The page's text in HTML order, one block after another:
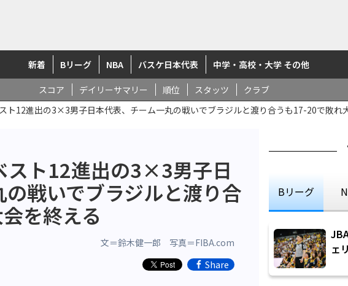
新着 Bリーグ NBA バスケ日本代表 中学・高校・大学 その他
スコア デイリーサマリー 順位 スタッツ
クラブ
ト12進出の3×3男子日本代表、チーム一丸の戦いでブラジルと渡り合うも17-20で敗れ
スト12進出の3×3男子日
戦いでブラジルと渡り合
を終える
文＝鈴木健一郎 写真＝FIBA.com
Share
Bリーグ
ェ
れ